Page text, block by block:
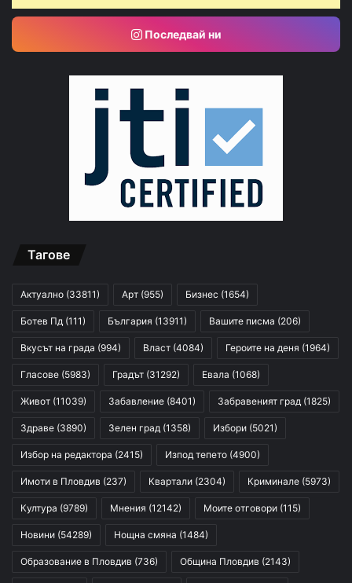
Последвай ни
Тагове
Актуално (33811) Арт (955) Бизнес (1654)
Ботев Пд (111) България (13911) Вашите писма (206)
Вкусът на града (994) Власт (4084) Героите на деня (1964)
Гласове (5983) Градът (31292) Евала (1068)
Живот (11039) Забавление (8401) Забравеният град (1825)
Здраве (3890) Зелен град (1358) Избори (5021)
Избор на редактора (2415) Изпод тепето (4900)
Имоти в Пловдив (237) Квартали (2304) Криминале (5973)
Култура (9789) Мнения (12142) Моите отговори (115)
Новини (54289) Нощна смяна (1484)
Образование в Пловдив (736) Община Пловдив (2143)